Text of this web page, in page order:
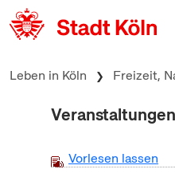
zum Inhalt springen
Leben in Köln Freizeit,
Veranstaltungen
Vorlesen lassen